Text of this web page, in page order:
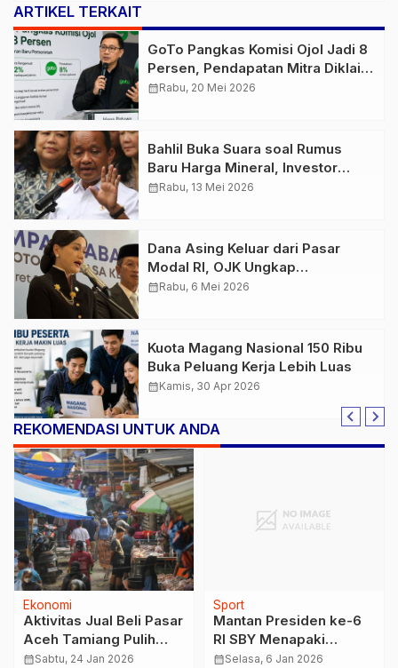
ARTIKEL TERKAIT
GoTo Pangkas Komisi Ojol Jadi 8
Persen, Pendapatan Mitra Diklaim
Tetap Stabil
calendar_monthRabu, 20 Mei 2026
Bahlil Buka Suara soal Rumus
Baru Harga Mineral, Investor
China Mulai Pertanyakan Regulasi
calendar_monthRabu, 13 Mei 2026
Dana Asing Keluar dari Pasar
Modal RI, OJK Ungkap
Penyebabnya
calendar_monthRabu, 6 Mei 2026
Kuota Magang Nasional 150 Ribu
Buka Peluang Kerja Lebih Luas
calendar_monthKamis, 30 Apr 2026
REKOMENDASI UNTUK ANDA
Ekonomi
Aktivitas Jual Beli Pasar
Aceh Tamiang Pulih
Pascabanjir, Warga
calendar_monthSabtu, 24 Jan 2026
Sport
Mantan Presiden ke-6
RI SBY Menapaki
Kehidupan Baru sebagai
calendar_monthSelasa, 6 Jan 2026